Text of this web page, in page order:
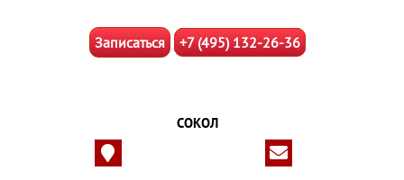
Записаться +7 (495) 132-26-36
СОКОЛ